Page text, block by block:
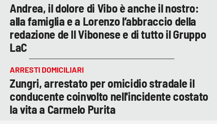
Andrea, il dolore di Vibo è anche il nostro:
alla famiglia e a Lorenzo l’abbraccio della
redazione de Il Vibonese e di tutto il Gruppo
LaC
ARRESTI DOMICILIARI
Zungri, arrestato per omicidio stradale il
conducente coinvolto nell'incidente costato
la vita a Carmelo Purita